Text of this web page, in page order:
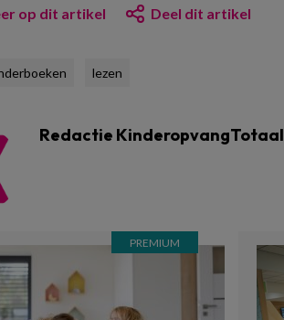
op dit artikel Deel dit artikel
lezen
Redactie KinderopvangTotaal